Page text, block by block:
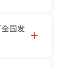
宾大街 9
专业隔震
天然、
国发